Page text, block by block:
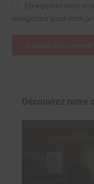
Enregistrer mon
navigateur pour mon
Découvrez notre